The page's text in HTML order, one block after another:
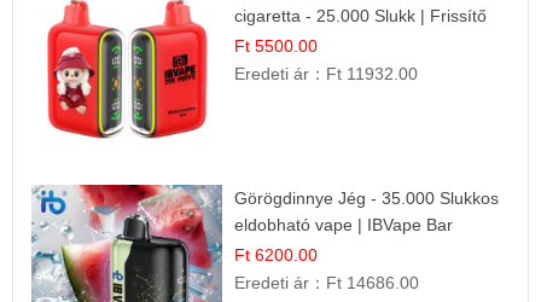
cigaretta - 25.000 Slukk | Frissítő
Nyári Íz
Ft 5500.00
Eredeti ár： Ft 11932.00
Görögdinnye Jég - 35.000 Slukkos
eldobható vape | IBVape Bar
Frissítő Nyári Íz
Ft 6200.00
Eredeti ár： Ft 14686.00